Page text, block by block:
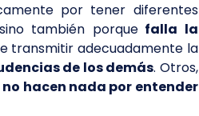
por tener diferentes
también porquefalla la
transmitir adecuadamente la
de los demás. Otros,
no hacen nada por entender